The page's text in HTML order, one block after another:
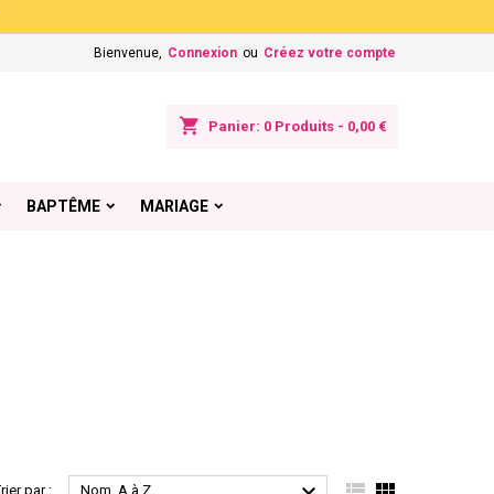
Bienvenue, Connexion ou Créez votre compte
shopping_cart Panier: 0 Produits - 0,00 €
BAPTÊME MARIAGE
par : Nom, A à Z